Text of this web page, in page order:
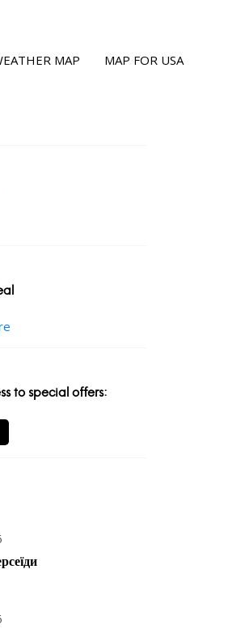
MAP MAP FOR USA
to special offers: